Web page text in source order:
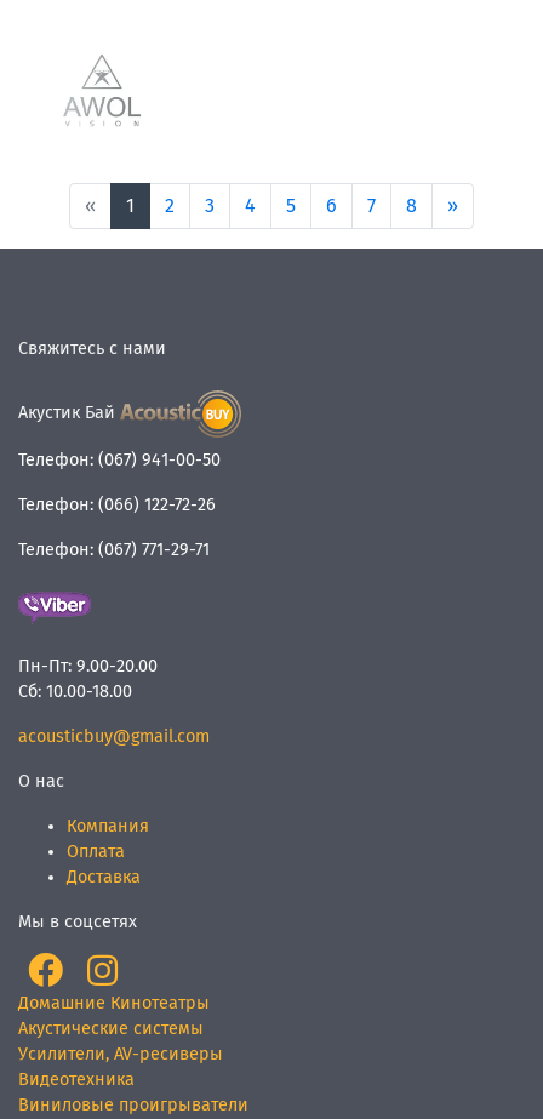
« 1 2 3 4 5 6 7 8 »
Свяжитесь с нами
Акустик Бай
Телефон: (067) 941-00-50
Телефон: (066) 122-72-26
Телефон: (067) 771-29-71
Пн-Пт: 9.00-20.00
Сб: 10.00-18.00
acousticbuy@gmail.com
О нас
Компания
Оплата
Доставка
Мы в соцсетях
Домашние Кинотеатры
Акустические системы
Усилители, AV-ресиверы
Видеотехника
Виниловые проигрыватели